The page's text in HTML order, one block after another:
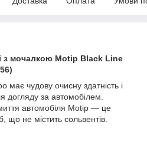
з мочалкою Motip Black Line
чудову очисну здатність і
догляду за автомобілем.
автомобіля Motip — це
що не містить сольвентів.